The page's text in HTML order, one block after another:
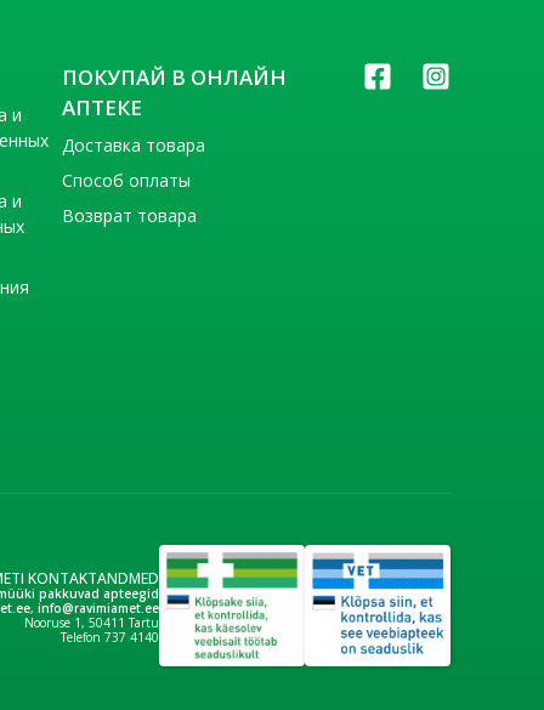
и
и
ПОКУПАЙ В ОНЛАЙН
АПТЕКЕ
Доставка товара
Способ оплаты
Возврат товара
KONTAKTANDMED
pakkuvad apteegid
, info@ravimiamet.ee
Nooruse 1, 50411 Tartu
Telefon 737 4140